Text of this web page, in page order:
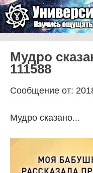
Мудро
111588
Сообщение от:
Мудро сказано...